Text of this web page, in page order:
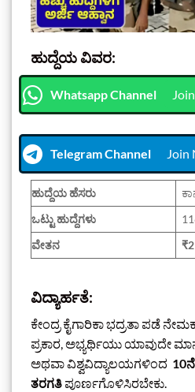
ಹುದ್ದೆಯ ವಿವರ:
Whatsapp Channel
Telegram Channel Join
ಹುದ್ದೆಯ ಹೆಸರು
ಒಟ್ಟು ಹುದ್ದೆಗಳು
ವೇತನ
ವಿದ್ಯಾರ್ಹತೆ:
ಕೇಂದ್ರ ಕೈಗಾರಿಕಾ ಭದ್ರತಾ ಪಡೆ
ಪ್ರಕಾರ, ಅಭ್ಯರ್ಥಿಯು ಯಾವುದೇ
ಅಥವಾ ವಿಶ್ವವಿದ್ಯಾಲಯಗಳಿಂದ
ತರಗತಿಪೂರ್ಣಗೊಳಿಸಿರಬೇಕು.